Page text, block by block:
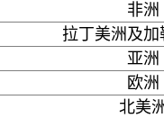
非洲
拉丁美洲及加
亚洲
欧洲
北美